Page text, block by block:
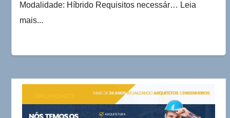
Modalidade: Híbrido Requisitos necessár… Leia
mais...